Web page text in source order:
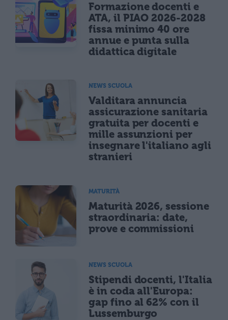
Formazione docenti e
ATA, il PIAO 2026-2028
fissa minimo 40 ore
annue e punta sulla
didattica digitale
NEWS SCUOLA
Valditara annuncia
assicurazione sanitaria
gratuita per docenti e
mille assunzioni per
insegnare l'italiano agli
stranieri
MATURITÀ
Maturità 2026, sessione
straordinaria: date,
prove e commissioni
NEWS SCUOLA
Stipendi docenti, l'Italia
è in coda all'Europa:
gap fino al 62% con il
Lussemburgo